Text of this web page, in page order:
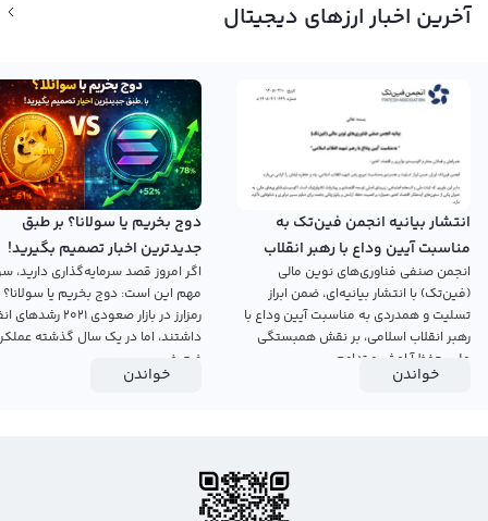
آخرین اخبار ارزهای دیجیتال
انتشار بیانیه انجمن فین‌تک به
مناسبت آیین وداع با رهبر انقلاب
اسلامی
انجمن صنفی فناوری‌های نوین مالی
(فین‌تک) با انتشار بیانیه‌ای، ضمن ابراز
تسلیت و همدردی به مناسبت آیین وداع با
رهبر انقلاب اسلامی، بر نقش همبستگی
ملی، حفظ آرامش و تداوم...
خواندن
دوج بخریم یا سولانا؟ بر طبق
جدیدترین اخبار تصمیم بگیرید!
اگر امروز قصد سرمایه‌گذاری دارید،
مهم این است: دوج بخریم یا
رمزارز در بازار صعودی ۲۰۲۱
داشتند، اما در یک سال گذشته
ضعیفی...
خواندن